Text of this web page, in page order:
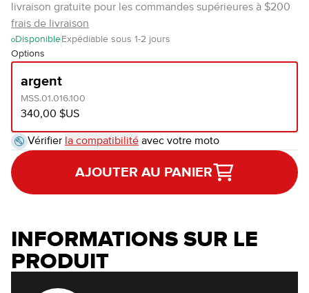
livraison gratuite pour les commandes supérieures à $200
frais de livraison
Disponible Expédiable sous 1-2 jours
Options
argent
MSS.01.016.100
340,00 $US
Vérifier la compatibilité avec votre moto
AJOUTER AU PANIER
INFORMATIONS SUR LE
PRODUIT